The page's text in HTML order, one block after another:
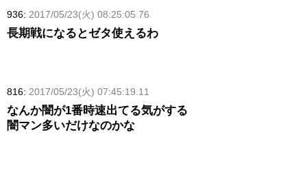
936: 2017/05/23(火) 08:25:05.76
長期戦になるとゼタ使えるわ
816: 2017/05/23(火) 07:45:19.11
なんか闇が1番時速出てる気がする
闇マン多いだけなのかな